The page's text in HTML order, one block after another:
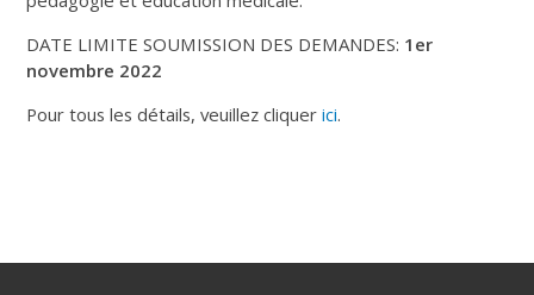
DATE LIMITE SOUMISSION DES DEMANDES: 1er
novembre 2022
Pour tous les détails, veuillez cliquerici.